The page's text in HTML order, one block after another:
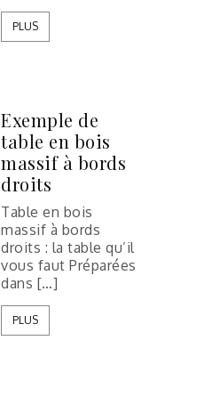
PLUS
Exemple de
table en bois
massif à bords
droits
Table en bois
massif à bords
droits : la table qu’il
vous faut Préparées
dans […]
PLUS